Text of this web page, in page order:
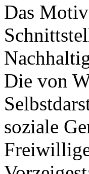
Das
Die von
soziale